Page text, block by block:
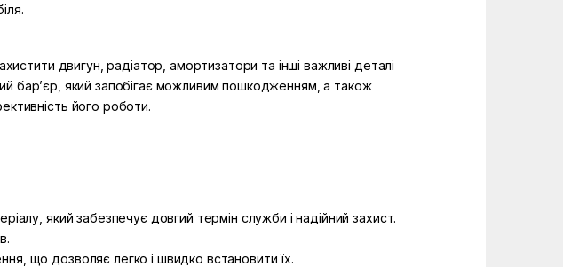
двигун, радіатор, амортизатори та інші важливі деталі
бар’єр, який запобігає можливим пошкодженням, а також
його роботи.
який забезпечує довгий термін служби і надійний захист.
що дозволяє легко і швидко встановити їх.